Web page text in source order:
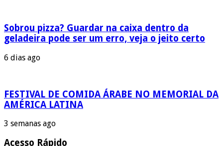
Sobrou pizza? Guardar na caixa dentro da
geladeira pode ser um erro, veja o jeito certo
6 dias ago
FESTIVAL DE COMIDA ÁRABE NO MEMORIAL DA
AMÉRICA LATINA
3 semanas ago
Acesso Rápido